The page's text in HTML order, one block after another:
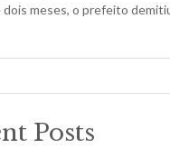
dois meses, o prefeito
Posts